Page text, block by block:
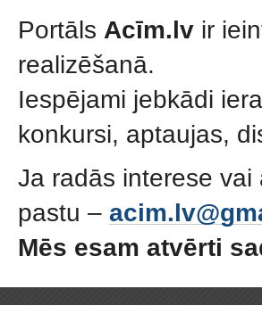
Portāls Acīm.lv ir
realizēšanā.
Iespējami jebkādi
konkursi, aptaujas,
Ja radās interese
pastu –
Mēs esam atvērti